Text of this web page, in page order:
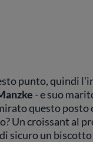
punto, quindi
- e suo
questo posto
Un croissant al
sicuro un biscotto